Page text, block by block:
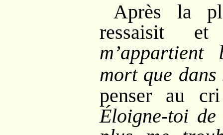
Après la
ressaisit et
mort que dans
penser au
Éloigne-toi